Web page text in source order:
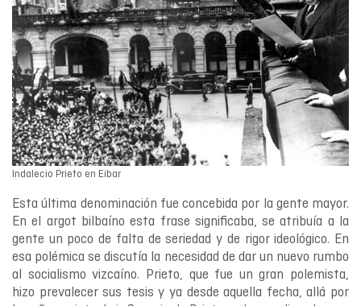
Indalecio Prieto en Eibar
Esta última denominación fue concebida por la gente mayor.
En el argot bilbaíno esta frase significaba, se atribuía a la
gente un poco de falta de seriedad y de rigor ideológico. En
esa polémica se discutía la necesidad de dar un nuevo rumbo
al socialismo vizcaíno. Prieto, que fue un gran polemista,
hizo prevalecer sus tesis y ya desde aquella fecha, allá por